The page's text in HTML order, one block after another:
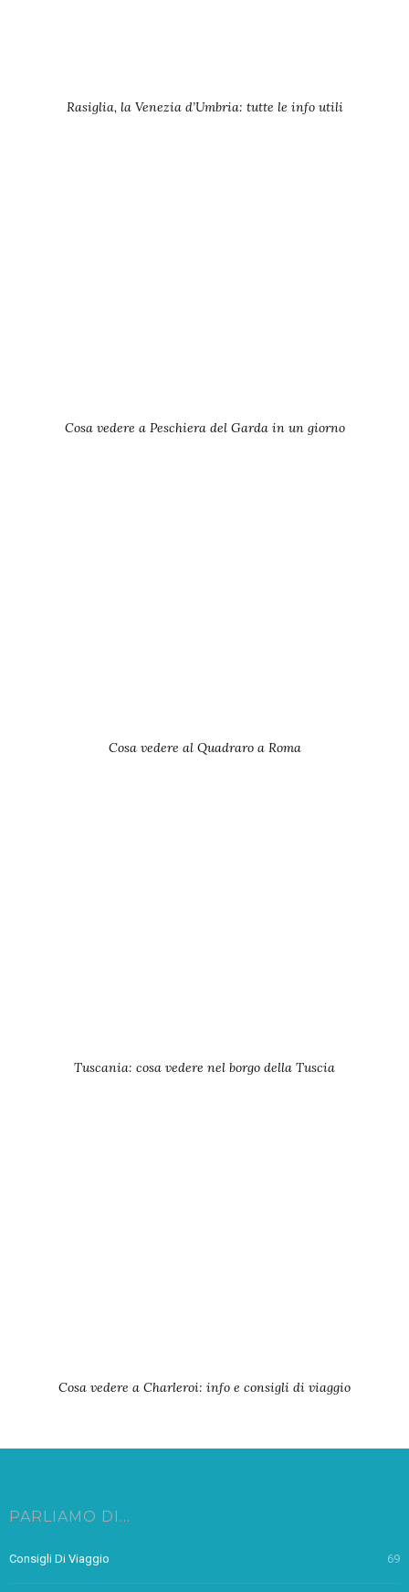
Rasiglia, la Venezia d’Umbria: tutte le info utili
Cosa vedere a Peschiera del Garda in un giorno
Cosa vedere al Quadraro a Roma
Tuscania: cosa vedere nel borgo della Tuscia
Cosa vedere a Charleroi: info e consigli di viaggio
PARLIAMO DI…
Consigli Di Viaggio 69